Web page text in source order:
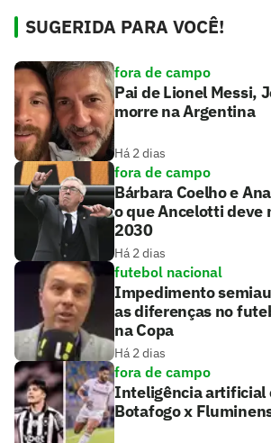
SUGERIDA PARA VOCÊ!
fora de campo
Pai de Lionel Messi,
morre na Argentina
Há 2 dias
fora de campo
Bárbara Coelho e
o que Ancelotti deve
2030
Há 2 dias
futebol nacional
Impedimento
as diferenças no
na Copa
Há 2 dias
fora de campo
Inteligência artificial
Botafogo x